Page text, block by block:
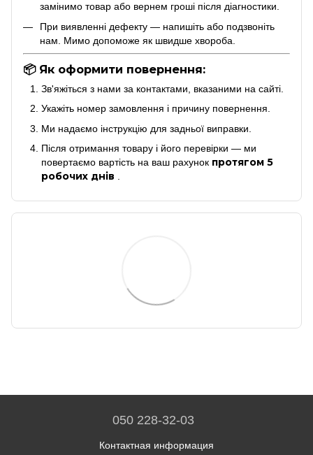
замінимо товар або вернем гроші після діагностики.
При виявленні дефекту — напишіть або подзвоніть
нам. Мимо допоможе як швидше хвороба.
📦 Як оформити повернення:
Зв'яжіться з нами за контактами, вказаними на сайті.
Укажіть номер замовлення і причину повернення.
Ми надаємо інструкцію для задньої виправки.
Після отримання товару і його перевірки — ми
повертаємо вартість на ваш рахунок протягом 5
робочих днів
050 228-32-03
Контактная информация